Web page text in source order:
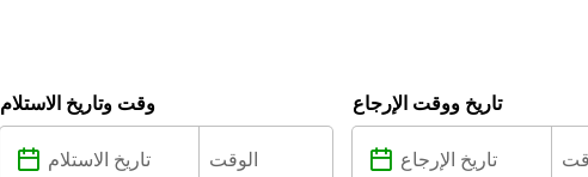
وقت وتاريخ الاستلام تاريخ ووقت الإرجاع